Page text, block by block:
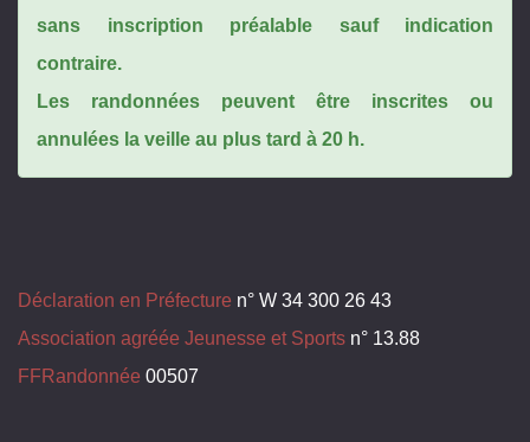
sans inscription préalable sauf indication
contraire.
Les randonnées peuvent être inscrites ou
annulées la veille au plus tard à 20 h.
Déclaration en Préfecture n° W 34 300 26 43
Association agréée Jeunesse et Sports n° 13.88
FFRandonnée 00507